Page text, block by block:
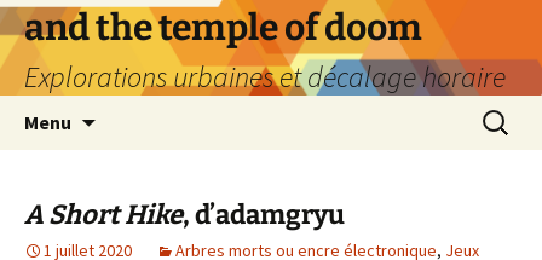
Aller
au
contenu
and the temple of doom
Explorations urbaines et décalage horaire
Menu
A Short Hike, d’adamgryu
1 juillet 2020 Arbres morts ou encre électronique, Jeux